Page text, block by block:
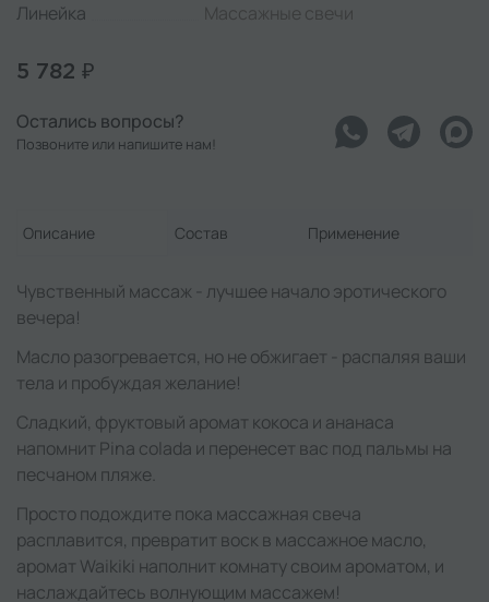
Линейка
Массажные свечи
5 782 ₽
Остались вопросы?
Позвоните или напишите нам!
Описание Состав Применение
Чувственный массаж - лучшее начало эротического
вечера!
Масло разогревается, но не обжигает - распаляя ваши
тела и пробуждая желание!
Сладкий, фруктовый аромат кокоса и ананаса
напомнит Pina colada и перенесет вас под пальмы на
песчаном пляже.
Просто подождите пока массажная свеча
расплавится, превратит воск в массажное масло,
аромат Waikiki наполнит комнату своим ароматом, и
наслаждайтесь волнующим массажем!